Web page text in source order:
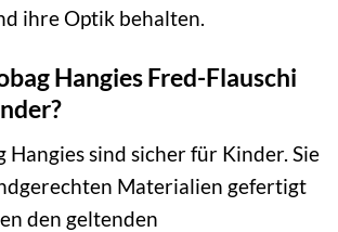
ihre Optik behalten.
Hangies Fred-Flauschi
Hangies sind sicher für Kinder. Sie
Materialien gefertigt
den geltenden